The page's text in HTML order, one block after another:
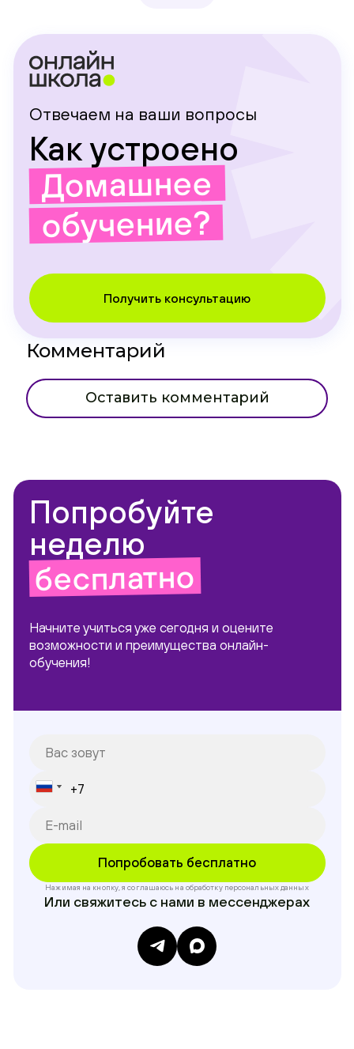
Отвечаем на ваши вопросы
Как устроено
Домашнее
обучение?
Получить консультацию
Комментарий
Оставить комментарий
Попробуйте
неделю
бесплатно
Начните учиться уже сегодня и оцените
возможности и преимущества онлайн-
обучения!
Нажимая на кнопку, я соглашаюсь на обработку персональных данных
Или свяжитесь с нами в мессенджерах